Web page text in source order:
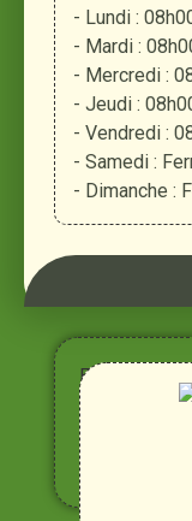
- Lundi :
- Mardi :
- Mercredi :
- Jeudi :
- Vendredi :
- Samedi :
- Dimanche :
Entre
Rhône,
Alpilles
et
Durance